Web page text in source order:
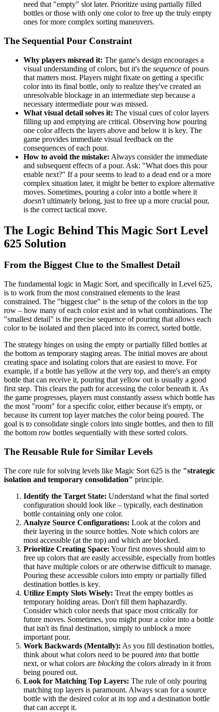
need that "empty" slot later. Prioritize using partially filled
bottles or those with only one color to free up the truly empty
ones for more complex sorting maneuvers.
The Sequential Pour Constraint
Why players misread it: The game's design encourages a
visual understanding of colors, but it's the sequence of pours
that matters most. Players might fixate on getting a specific
color into its final bottle, only to realize they've created an
unresolvable blockage in an intermediate step because a
necessary intermediate pour was missed.
What visual detail solves it: The visual cues of color layers
filling up and emptying are critical. Observing how pouring
one color affects the layers above and below it is key. The
game provides immediate visual feedback on the
consequences of each pour.
How to avoid the mistake: Always consider the immediate
and subsequent effects of a pour. Ask: "What does this pour
enable next?" If a pour seems to lead to a dead end or a more
complex situation later, it might be better to explore alternative
moves. Sometimes, pouring a color into a bottle where it
doesn'tultimately belong, just to free up a more crucial pour,
is the correct tactical move.
The Logic Behind This Magic Sort Level
625 Solution
From the Biggest Clue to the Smallest Detail
The fundamental logic in Magic Sort, and specifically in Level 625,
is to work from the most constrained elements to the least
constrained. The "biggest clue" is the setup of the colors in the top
row – how many of each color exist and in what combinations. The
"smallest detail" is the precise sequence of pouring that allows each
color to be isolated and then placed into its correct, sorted bottle.
The strategy hinges on using the empty or partially filled bottles at
the bottom as temporary staging areas. The initial moves are about
creating space and isolating colors that are easiest to move. For
example, if a bottle has yellow at the very top, and there's an empty
bottle that can receive it, pouring that yellow out is usually a good
first step. This clears the path for accessing the color beneath it. As
the game progresses, players must constantly assess which bottle has
the most "room" for a specific color, either because it's empty, or
because its current top layer matches the color being poured. The
goal is to consolidate single colors into single bottles, and then to fill
the bottom row bottles sequentially with these sorted colors.
The Reusable Rule for Similar Levels
The core rule for solving levels like Magic Sort 625 is the "strategic
isolation and temporary consolidation" principle.
Identify the Target State: Understand what the final sorted
configuration should look like – typically, each destination
bottle containing only one color.
Analyze Source Configurations: Look at the colors and
their layering in the source bottles. Note which colors are
most accessible (at the top) and which are blocked.
Prioritize Creating Space: Your first moves should aim to
free up colors that are easily accessible, especially from bottles
that have multiple colors or are otherwise difficult to manage.
Pouring these accessible colors into empty or partially filled
destination bottles is key.
Utilize Empty Slots Wisely: Treat the empty bottles as
temporary holding areas. Don't fill them haphazardly.
Consider which color needs that space most critically for
future moves. Sometimes, you might pour a color into a bottle
that isn't its final destination, simply to unblock a more
important pour.
Work Backwards (Mentally): As you fill destination bottles,
think about what colors need to be poured into that bottle
next, or what colors are blocking the colors already in it from
being poured out.
Look for Matching Top Layers: The rule of only pouring
matching top layers is paramount. Always scan for a source
bottle with the desired color at its top and a destination bottle
that can accept it.